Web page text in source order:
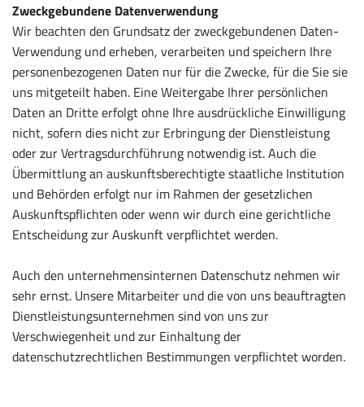
Zweckgebundene Datenverwendung
Wir beachten den Grundsatz der zweckgebundenen Daten-
Verwendung und erheben, verarbeiten und speichern Ihre
personenbezogenen Daten nur für die Zwecke, für die Sie sie
uns mitgeteilt haben. Eine Weitergabe Ihrer persönlichen
Daten an Dritte erfolgt ohne Ihre ausdrückliche Einwilligung
nicht, sofern dies nicht zur Erbringung der Dienstleistung
oder zur Vertragsdurchführung notwendig ist. Auch die
Übermittlung an auskunftsberechtigte staatliche Institution
und Behörden erfolgt nur im Rahmen der gesetzlichen
Auskunftspflichten oder wenn wir durch eine gerichtliche
Entscheidung zur Auskunft verpflichtet werden.
Auch den unternehmensinternen Datenschutz nehmen wir
sehr ernst. Unsere Mitarbeiter und die von uns beauftragten
Dienstleistungsunternehmen sind von uns zur
Verschwiegenheit und zur Einhaltung der
datenschutzrechtlichen Bestimmungen verpflichtet worden.